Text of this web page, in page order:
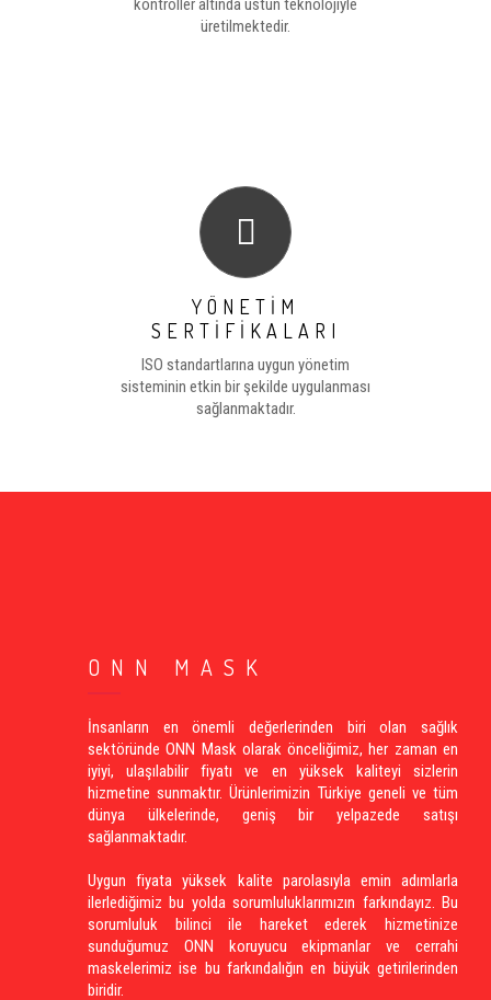
kontroller altında üstün teknolojiyle
üretilmektedir.
YÖNETİM
SERTİFİKALARI
ISO standartlarına uygun yönetim
sisteminin etkin bir şekilde uygulanması
sağlanmaktadır.
ONN MASK
İnsanların en önemli değerlerinden biri olan sağlık
sektöründe ONN Mask olarak önceliğimiz, her zaman en
iyiyi, ulaşılabilir fiyatı ve en yüksek kaliteyi sizlerin
hizmetine sunmaktır. Ürünlerimizin Türkiye geneli ve tüm
dünya ülkelerinde, geniş bir yelpazede satışı
sağlanmaktadır.
Uygun fiyata yüksek kalite parolasıyla emin adımlarla
ilerlediğimiz bu yolda sorumluluklarımızın farkındayız. Bu
sorumluluk bilinci ile hareket ederek hizmetinize
sunduğumuz ONN koruyucu ekipmanlar ve cerrahi
maskelerimiz ise bu farkındalığın en büyük getirilerinden
biridir.